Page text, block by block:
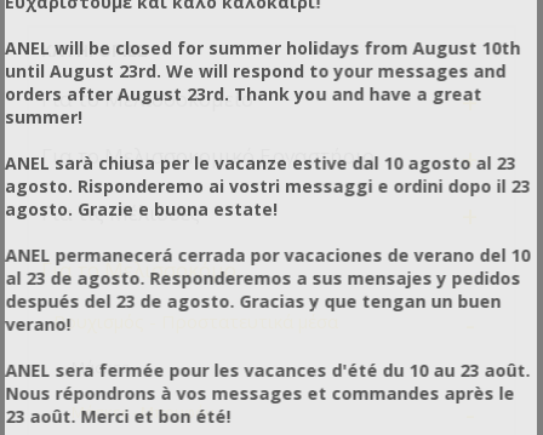
ΚΑΤΗΓΟΡΊΕΣ
Για το Μελισσοκομείο +
Για το Μελισσοκομικό Εργαστήριο +
Για τις Μέλισσες
Για το Μελισσοκόμο -
Ρουχισμός - Προστατευτικά μέσα
Μάσκες
Μάσκες - Μπουφάν -
ANEL will be closed for summer holidays from August 10th
until August 23rd. We will respond to your messages and
orders after August 23rd. Thank you and have a great
summer!
ANEL sarà chiusa per le vacanze estive dal 10 agosto al 23
agosto. Risponderemo ai vostri messaggi e ordini dopo il 23
agosto. Grazie e buona estate!
ANEL permanecerá cerrada por vacaciones de verano del 10
al 23 de agosto. Responderemos a sus mensajes y pedidos
después del 23 de agosto. Gracias y que tengan un buen
verano!
ANEL sera fermée pour les vacances d'été du 10 au 23 août.
Nous répondrons à vos messages et commandes après le
23 août. Merci et bon été!